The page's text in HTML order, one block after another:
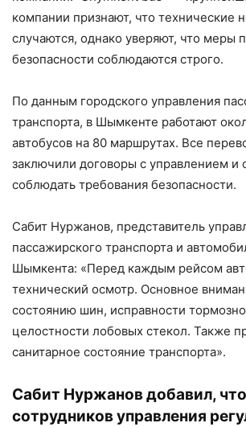
компании признают, что технические
случаются, однако уверяют, что меры
безопасности соблюдаются строго.
По данным городского управления
транспорта, в Шымкенте работают
автобусов на 80 маршрутах. Все
заключили договоры с управлением и
соблюдать требования безопасности.
Сабит Нуржанов, представитель
пассажирского транспорта и
Шымкента: «Перед каждым рейсом
технический осмотр. Основное
состоянию шин, исправности
целостности лобовых стекол. Также
санитарное состояние транспорта».
Сабит Нуржанов добавил,
сотрудников управления